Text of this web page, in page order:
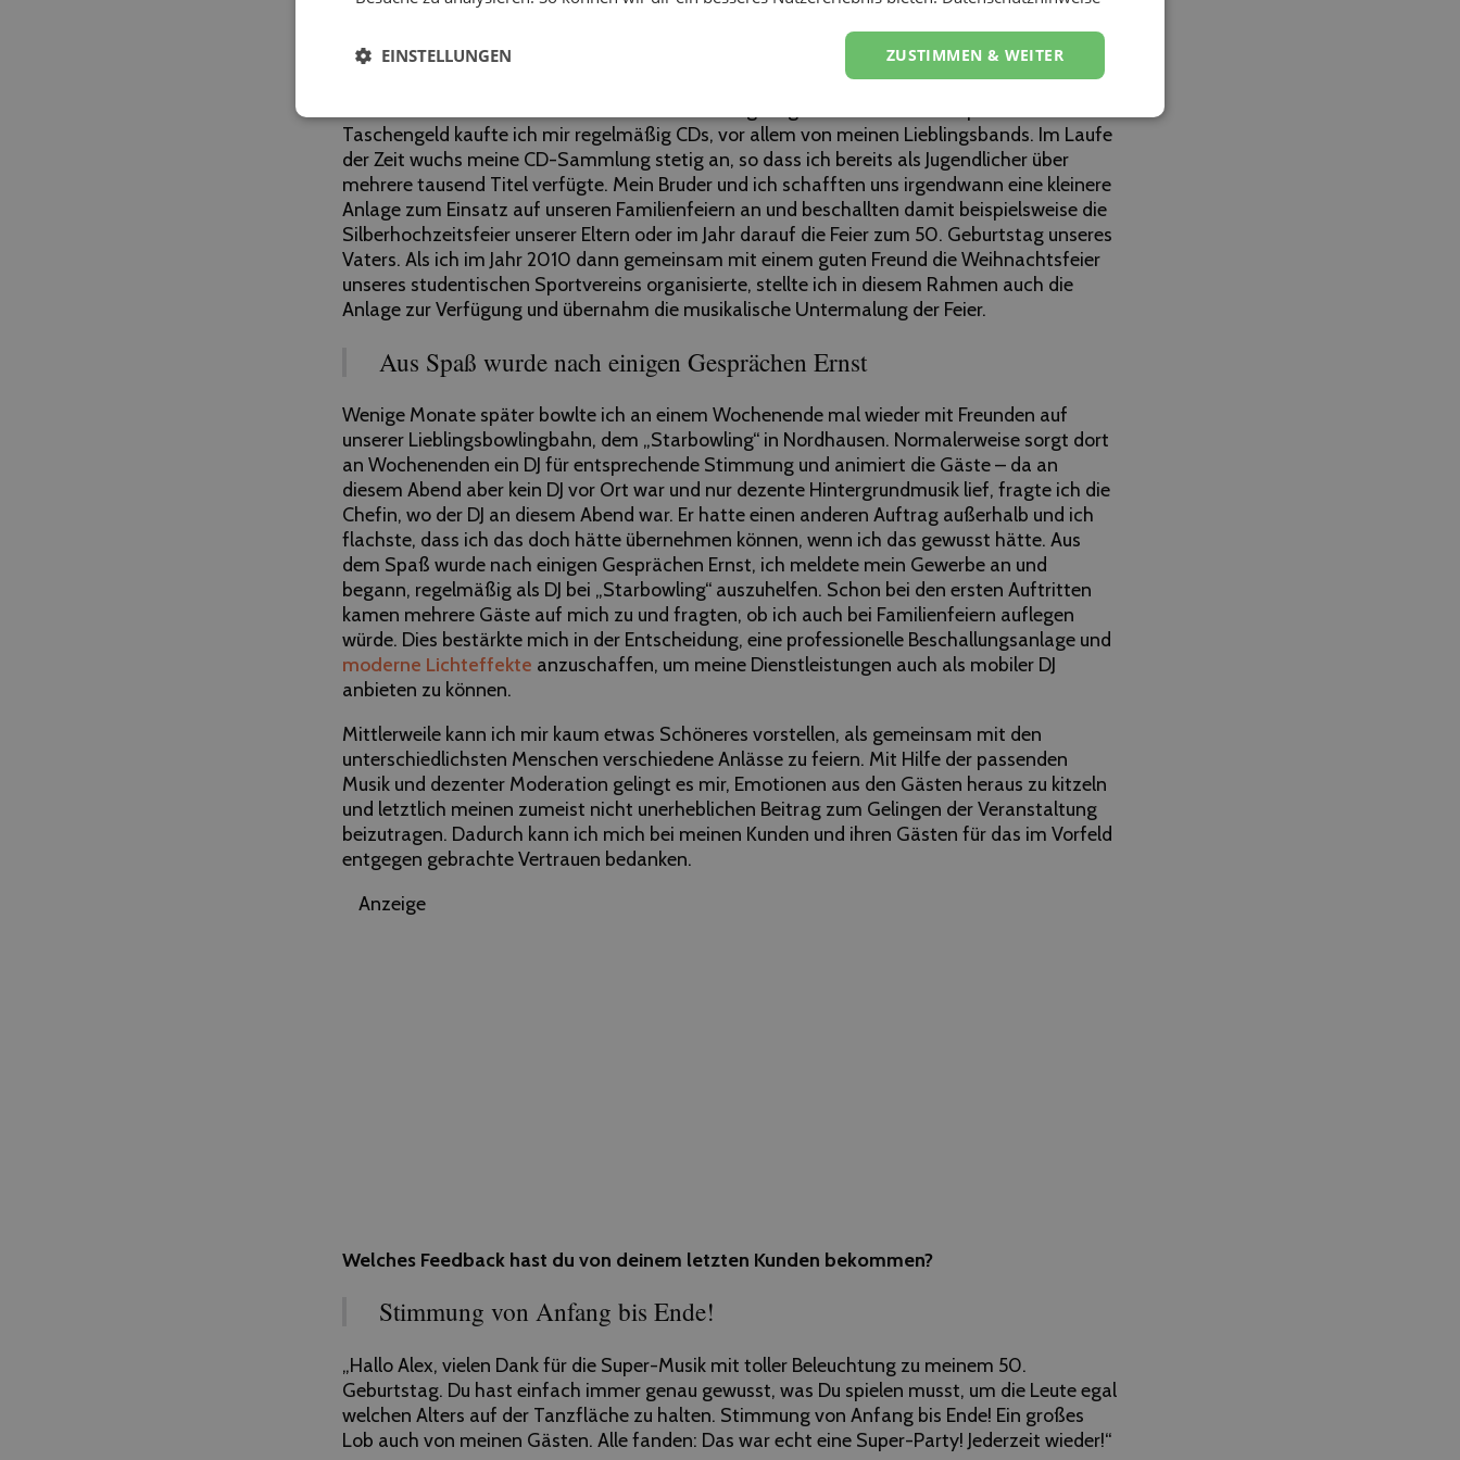
Auch wenn ich nicht sagen kann, dass DJ der beste Job der Welt ist, so kann ich von mir
behaupten, dass ich durch die Tätigkeit als mobiler DJ die Möglichkeit habe, mein Hobby
zum Beruf zu machen.
Taschengeld kaufte ich mir regelmäßig CDs, vor allem von meinen Lieblingsbands. Im Laufe
der Zeit wuchs meine CD-Sammlung stetig an, so dass ich bereits als Jugendlicher über
mehrere tausend Titel verfügte. Mein Bruder und ich schafften uns irgendwann eine kleinere
Anlage zum Einsatz auf unseren Familienfeiern an und beschallten damit beispielsweise die
Silberhochzeitsfeier unserer Eltern oder im Jahr darauf die Feier zum 50. Geburtstag unseres
Vaters. Als ich im Jahr 2010 dann gemeinsam mit einem guten Freund die Weihnachtsfeier
unseres studentischen Sportvereins organisierte, stellte ich in diesem Rahmen auch die
Anlage zur Verfügung und übernahm die musikalische Untermalung der Feier.
Aus Spaß wurde nach einigen Gesprächen Ernst
Wenige Monate später bowlte ich an einem Wochenende mal wieder mit Freunden auf
unserer Lieblingsbowlingbahn, dem „Starbowling“ in Nordhausen. Normalerweise sorgt dort
an Wochenenden ein DJ für entsprechende Stimmung und animiert die Gäste – da an
diesem Abend aber kein DJ vor Ort war und nur dezente Hintergrundmusik lief, fragte ich die
Chefin, wo der DJ an diesem Abend war. Er hatte einen anderen Auftrag außerhalb und ich
flachste, dass ich das doch hätte übernehmen können, wenn ich das gewusst hätte. Aus
dem Spaß wurde nach einigen Gesprächen Ernst, ich meldete mein Gewerbe an und
begann, regelmäßig als DJ bei „Starbowling“ auszuhelfen. Schon bei den ersten Auftritten
kamen mehrere Gäste auf mich zu und fragten, ob ich auch bei Familienfeiern auflegen
würde. Dies bestärkte mich in der Entscheidung, eine professionelle Beschallungsanlage und
moderne Lichteffekte anzuschaffen, um meine Dienstleistungen auch als mobiler DJ
anbieten zu können.
Mittlerweile kann ich mir kaum etwas Schöneres vorstellen, als gemeinsam mit den
unterschiedlichsten Menschen verschiedene Anlässe zu feiern. Mit Hilfe der passenden
Musik und dezenter Moderation gelingt es mir, Emotionen aus den Gästen heraus zu kitzeln
und letztlich meinen zumeist nicht unerheblichen Beitrag zum Gelingen der Veranstaltung
beizutragen. Dadurch kann ich mich bei meinen Kunden und ihren Gästen für das im Vorfeld
entgegen gebrachte Vertrauen bedanken.
Anzeige
Welches Feedback hast du von deinem letzten Kunden bekommen?
Stimmung von Anfang bis Ende!
„HalloAlex, vielen Dank für die Super-Musik mit toller Beleuchtung zu meinem 50.
Geburtstag. Du hast einfach immer genau gewusst, was Du spielen musst, um die Leute egal
welchen Alters auf der Tanzfläche zu halten. Stimmung von Anfang bis Ende! Ein großes
Lob auch von meinen Gästen. Alle fanden: Das war echt eine Super-Party! Jederzeit wieder!“
ZUSTIMMEN & WEITER
EINSTELLUNGEN